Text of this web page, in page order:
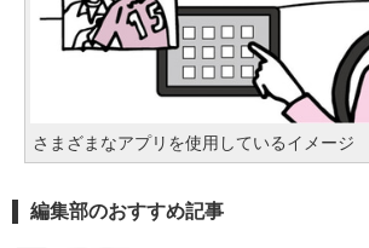
さまざまなアプリを使用しているイメージ
編集部のおすすめ記事